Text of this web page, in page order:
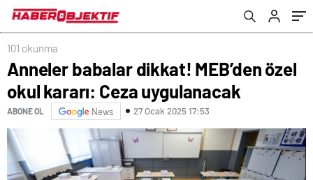
101 okunma
Anneler babalar dikkat! MEB’den özel
okul kararı: Ceza uygulanacak
ABONE OL News 27 Ocak 2025 17:53